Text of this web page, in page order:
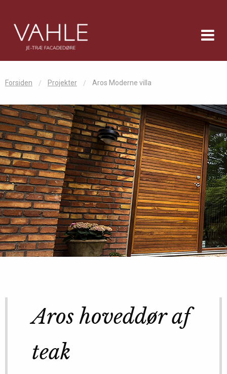
Forsiden Projekter Aros Moderne villa
Aros hoveddør af
teak